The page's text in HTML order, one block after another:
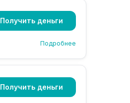
Получить деньги
Подробнее
Получить деньги